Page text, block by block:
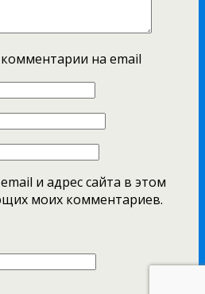
на email
и адрес сайта в этом
моих комментариев.